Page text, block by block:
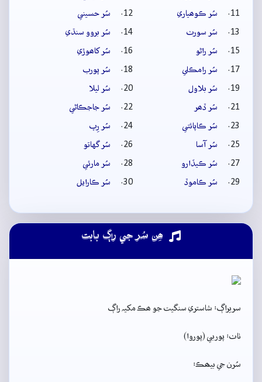
سُر ڪوھياري
سُر حسيني
سُر سورٺ
سُر بروو سنڌي
سُر راڻو
سُر کاھوڙي
سُر رامڪلي
سُر پورب
سُر بلاول
سُر ليلا
سُر ڏھر
سُر جاجڪاڻي
سُر ڪاپائتي
سُر رِپ
سُر آسا
سُر گهاتو
سُر ڪيڏارو
سُر مارئي
سُر ڪاموڏ
سُر ڪارايل
ھِن سُر جي راڳ بابت
سريراڳ: شاستري سنگيت جو ھڪ مکيہ راڳ
ٺاٺ: پوربي (پوروا)
سُرن جي بيھڪ: